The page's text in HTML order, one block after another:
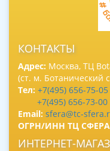
КОНТАКТЫ
Адрес: Москва, ТЦ
(ст. м. Ботанический
Тел: +7(495) 656-75-05
+7(495) 656-73-00
Email: sfera@tc-
ОГРН/ИНН ТЦ
ИНТЕРНЕТ-